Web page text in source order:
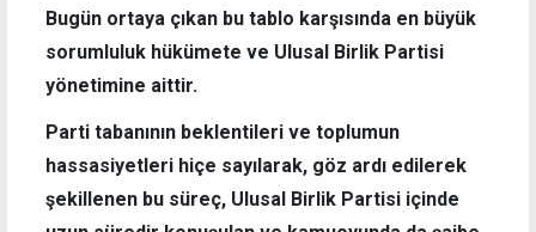
Bugün ortaya çıkan bu tablo karşısında en büyük
sorumluluk hükümete ve Ulusal Birlik Partisi
yönetimine aittir.
Parti tabanının beklentileri ve toplumun
hassasiyetleri hiçe sayılarak, göz ardı edilerek
şekillenen bu süreç, Ulusal Birlik Partisi içinde